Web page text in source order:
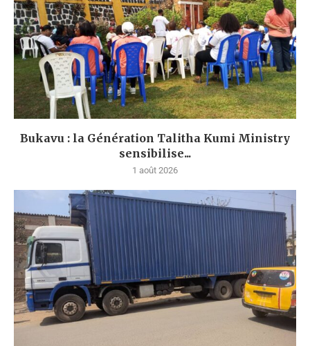
Bukavu : la Génération Talitha Kumi Ministry
sensibilise...
1 août 2026